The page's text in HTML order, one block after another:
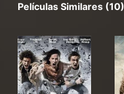
Películas Similares (10)